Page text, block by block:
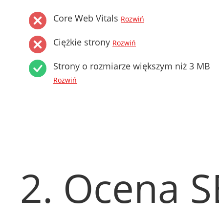
Core Web Vitals Rozwiń
Ciężkie strony Rozwiń
Strony o rozmiarze większym niż 3 MB
Rozwiń
2. Ocena